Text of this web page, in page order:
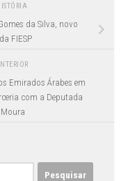
da Silva, novo
FIESP
Emirados Árabes em
com a Deputada